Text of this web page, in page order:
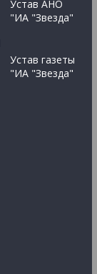
Устав АНО
"ИА "Звезда"
Устав газеты
"ИА "Звезда"